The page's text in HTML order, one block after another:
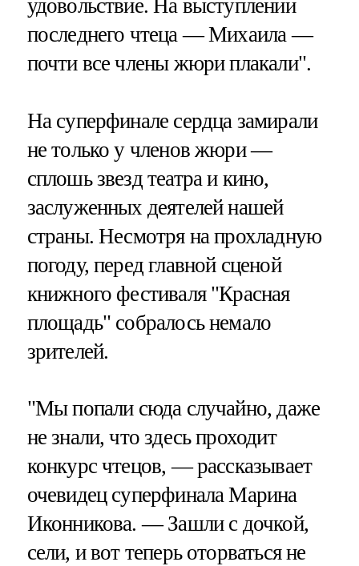
удовольствие. На выступлении
последнего чтеца — Михаила —
почти все члены жюри плакали".
На суперфинале сердца замирали
не только у членов жюри —
сплошь звезд театра и кино,
заслуженных деятелей нашей
страны. Несмотря на прохладную
погоду, перед главной сценой
книжного фестиваля "Красная
площадь" собралось немало
зрителей.
"Мы попали сюда случайно, даже
не знали, что здесь проходит
конкурс чтецов, — рассказывает
очевидец суперфинала Марина
Иконникова. — Зашли с дочкой,
сели, и вот теперь оторваться не